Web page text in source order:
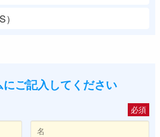
ご記入してください
必須